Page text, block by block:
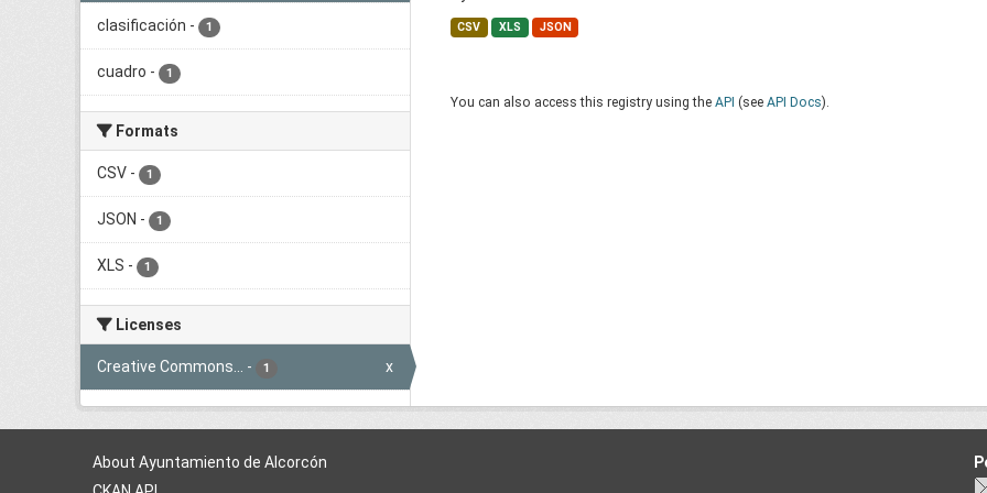
clasificación - 1
cuadro - 1
Formats
CSV - 1
JSON - 1
XLS - 1
Licenses
Creative Commons... - 1 x
CSV XLS JSON
You can also access this registry using the API (see API Docs).
About Ayuntamiento de Alcorcón